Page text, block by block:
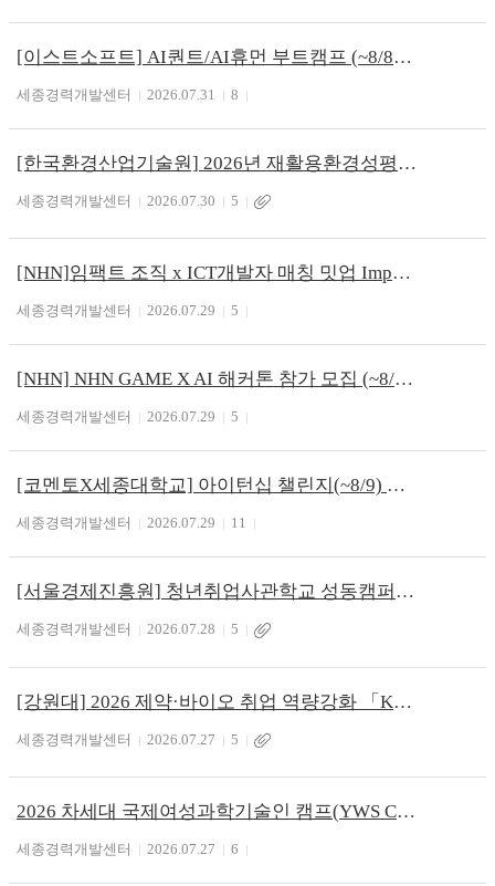
[이스트소프트] AI퀀트/AI휴먼 부트캠프 (~8/8)
세종경력개발센터 2026.07.31 8
[한국환경산업기술원] 2026년 재활용환경성평가 전문인력 양성 교육과정 안내
세종경력개발센터 2026.07.30 5
[NHN]임팩트 조직 x ICT개발자 매칭 밋업 Impact meets Tech
세종경력개발센터 2026.07.29 5
[NHN] NHN GAME X AI 해커톤 참가 모집 (~8/10)
세종경력개발센터 2026.07.29 5
[코멘토X세종대학교] 아이턴십 챌린지(~8/9)
세종경력개발센터 2026.07.29 11
[서울경제진흥원] 청년취업사관학교 성동캠퍼스 AI 핵심 4기 교육생 모집
세종경력개발센터 2026.07.28 5
[강원대] 2026 제약·바이오 취업 역량강화 「K-바이오 리더양성」 참여자 모집
세종경력개발센터 2026.07.27 5
2026 차세대 국제여성과학기술인 캠프(YWS Camp)
세종경력개발센터 2026.07.27 6